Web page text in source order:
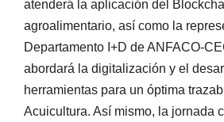
atenderá la aplicación del
agroalimentario, así como la
Departamento I+D de ANFACO-
abordará la digitalización y el
herramientas para un óptima
Acuicultura. Así mismo, la jornada